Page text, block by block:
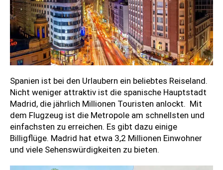
Spanien ist bei den Urlaubern ein beliebtes Reiseland.
Nicht weniger attraktiv ist die spanische Hauptstadt
Madrid, die jährlich Millionen Touristen anlockt. Mit
dem Flugzeug ist die Metropole am schnellsten und
einfachsten zu erreichen. Es gibt dazu einige
Billigflüge. Madrid hat etwa 3,2 Millionen Einwohner
und viele Sehenswürdigkeiten zu bieten.